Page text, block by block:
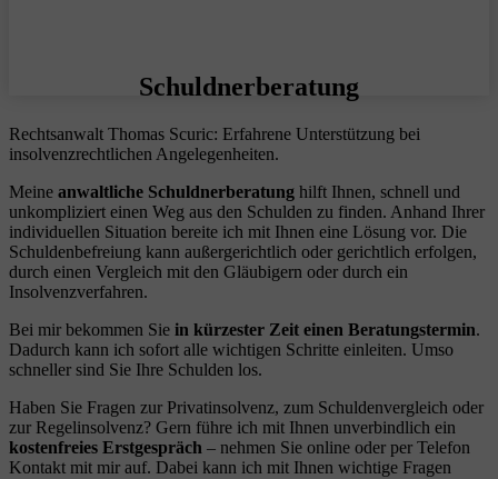
Schuldnerberatung
Rechtsanwalt Thomas Scuric: Erfahrene Unterstützung bei
insolvenzrechtlichen Angelegenheiten.
Meine anwaltliche Schuldnerberatung hilft Ihnen, schnell und
unkompliziert einen Weg aus den Schulden zu finden. Anhand Ihrer
individuellen Situation bereite ich mit Ihnen eine Lösung vor. Die
Schuldenbefreiung kann außergerichtlich oder gerichtlich erfolgen,
durch einen Vergleich mit den Gläubigern oder durch ein
Insolvenzverfahren.
Bei mir bekommen Sie in kürzester Zeit einen Beratungstermin.
Dadurch kann ich sofort alle wichtigen Schritte einleiten. Umso
schneller sind Sie Ihre Schulden los.
Haben Sie Fragen zur Privatinsolvenz, zum Schuldenvergleich oder
zur Regelinsolvenz? Gern führe ich mit Ihnen unverbindlich ein
kostenfreies Erstgespräch – nehmen Sie online oder per Telefon
Kontakt mit mir auf. Dabei kann ich mit Ihnen wichtige Fragen